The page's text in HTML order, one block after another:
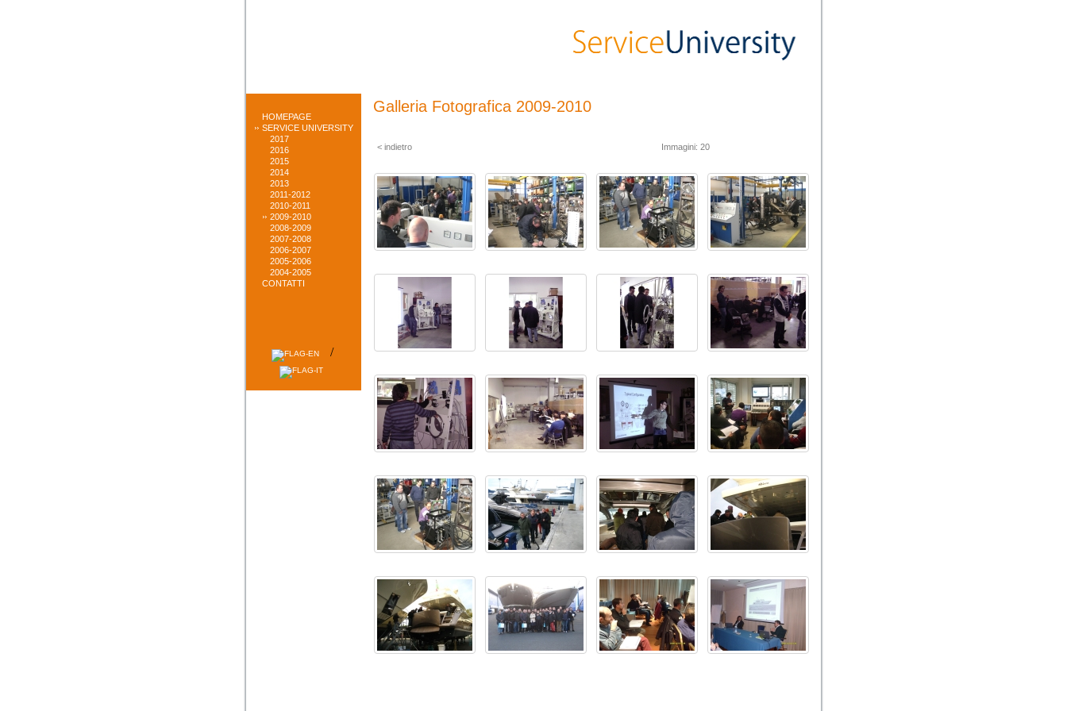
HOMEPAGE
SERVICE UNIVERSITY
2017
2016
2015
2014
2013
2011-2012
2010-2011
2009-2010
2008-2009
2007-2008
2006-2007
2005-2006
2004-2005
CONTATTI
/
Galleria Fotografica 2009-2010
< indietro Immagini: 20